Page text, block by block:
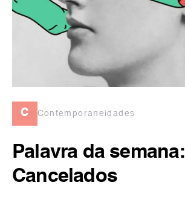
c Contemporaneidades
Palavra da semana:
Cancelados